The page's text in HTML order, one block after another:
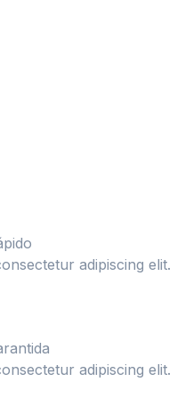
adipiscing elit.
adipiscing elit.